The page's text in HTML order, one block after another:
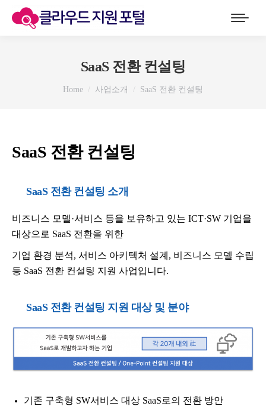
SaaS 전환 컨설팅
You are here:
Home 사업소개 SaaS 전환 컨설팅
SaaS 전환 컨설팅
SaaS 전환 컨설팅 소개
비즈니스 모델·서비스 등을 보유하고 있는 ICT·SW 기업을
대상으로 SaaS 전환을 위한
기업 환경 분석, 서비스 아키텍처 설계, 비즈니스 모델 수립
등 SaaS 전환 컨설팅 지원 사업입니다.
SaaS 전환 컨설팅 지원 대상 및 분야
기존 구축형 SW서비스 대상 SaaS로의 전환 방안